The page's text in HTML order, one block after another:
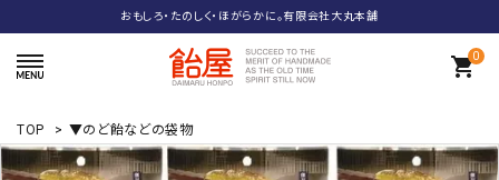
おもしろ・たのしく・ほがらかに。有限会社大丸本舗
0
shopping_cart
TOP > ▼のど飴などの袋物